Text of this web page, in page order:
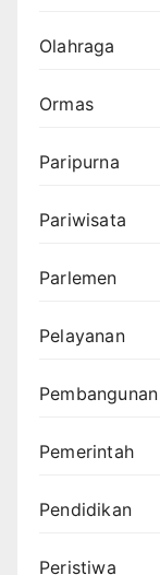
Olahraga
Ormas
Paripurna
Pariwisata
Parlemen
Pelayanan
Pembangunan
Pemerintah
Pendidikan
Peristiwa